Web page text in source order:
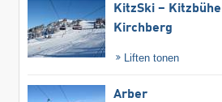
KitzSki –
Kirchberg
Liften tonen
Arber